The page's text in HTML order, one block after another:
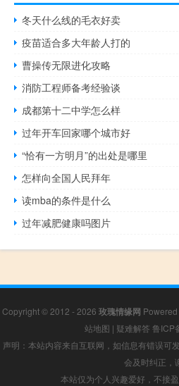
冬天什么线的毛衣好卖
疫苗适合多大年龄人打的
曹操传无限进化攻略
消防工程师备考经验谈
成都第十二中学怎么样
过年开车回家哪个城市好
“恰有一方明月”的出处是哪里
怎样向全国人民拜年
读mba的条件是什么
过年减肥健康吗图片
Copyright © 2012 - 2026 玫瑰情缘网
站地图 | 疑难解答 鲁ICP
声明：本站内容来自互联网，如信息有错误可
会及时纠正，
本站仅为个人兴趣爱好，不接